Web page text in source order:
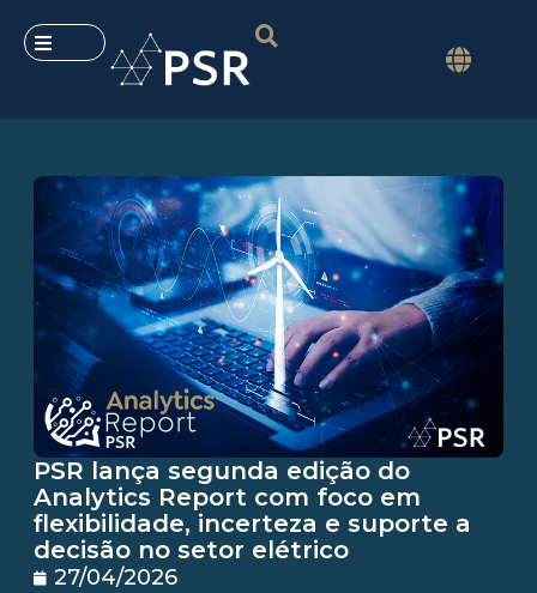
PSR lança segunda edição do
Analytics Report com foco em
flexibilidade, incerteza e suporte a
decisão no setor elétrico
27/04/2026